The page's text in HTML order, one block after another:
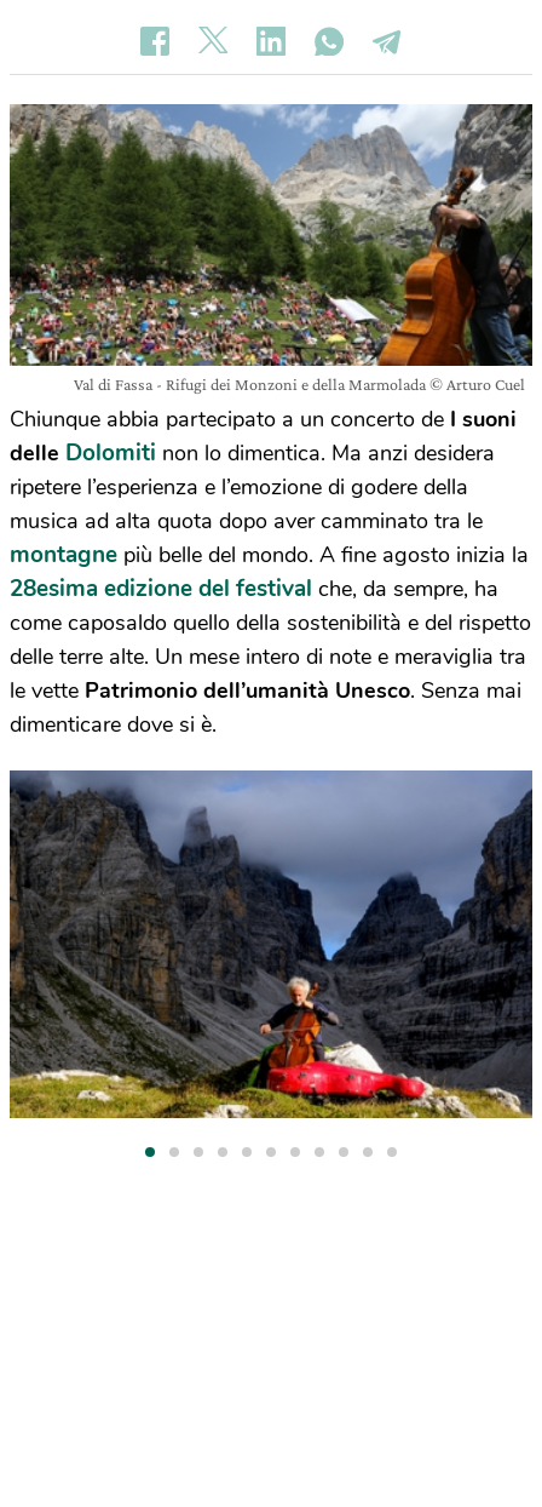
Val di Fassa - Rifugi dei Monzoni e della Marmolada © Arturo Cuel
Chiunque abbia partecipato a un concerto de I suoni
delle Dolomiti non lo dimentica. Ma anzi desidera
ripetere l’esperienza e l’emozione di godere della
musica ad alta quota dopo aver camminato tra le
montagne più belle del mondo. A fine agosto inizia la
28esima edizione del festival che, da sempre, ha
come caposaldo quello della sostenibilità e del rispetto
delle terre alte. Un mese intero di note e meraviglia tra
le vette Patrimonio dell’umanità Unesco. Senza mai
dimenticare dove si è.